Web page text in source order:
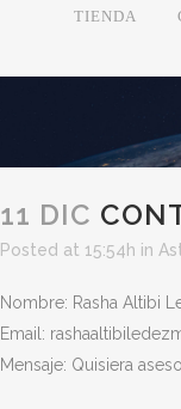
TIENDA
11 DIC
Posted at 15:54h in
Nombre: Rasha Altibi
Email:
Mensaje: Quisiera